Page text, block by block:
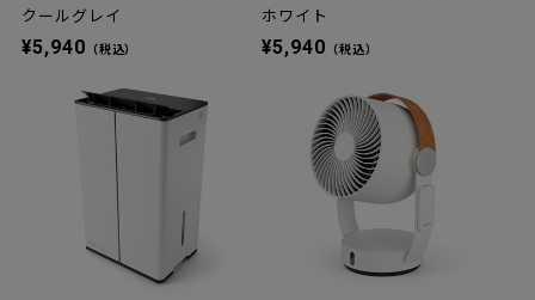
クールグレイ
¥5,940 （税込）
ホワイト
¥5,940 （税込）